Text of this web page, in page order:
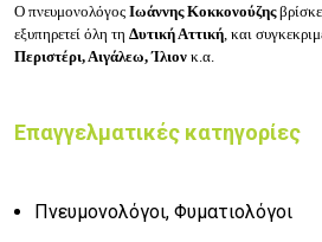
Ο πνευμονολόγος Ιωάννης Κοκκονούζης
εξυπηρετεί όλη τη Δυτική Αττική, και
Περιστέρι, Αιγάλεω, Ίλιον κ.α.
Επαγγελματικές κατηγορίες
Πνευμονολόγοι, Φυματιολόγοι